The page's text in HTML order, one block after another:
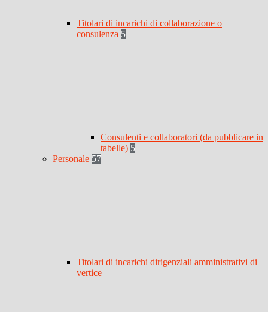
Titolari di incarichi di collaborazione o
consulenza 5
Consulenti e collaboratori (da pubblicare in
tabelle) 5
Personale 57
Titolari di incarichi dirigenziali amministrativi di
vertice